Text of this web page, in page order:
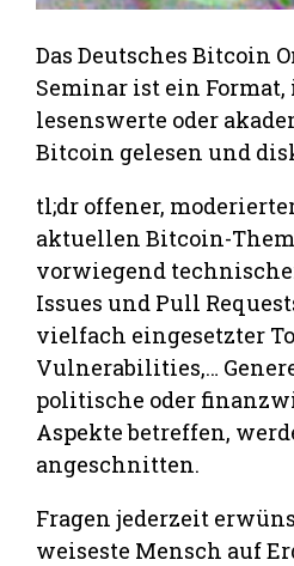
Das Deutsches Bitcoin
Seminar ist ein
lesenswerte oder
Bitcoin gelesen und
tl;dr offener,
aktuellen Bitcoin-
vorwiegend
Issues und Pull
vielfach eingesetzter
Vulnerabilities,…
politische oder
Aspekte betreffen,
angeschnitten.
Fragen jederzeit
weiseste Mensch auf